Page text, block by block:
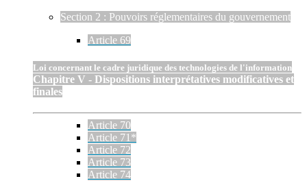
Section 2 : Pouvoirs réglementaires du gouvernement
Article 69
Loi concernant le cadre juridique des technologies de l'information
Chapitre V - Dispositions interprétatives modificatives et
finales
Article 70
Article 71*
Article 72
Article 73
Article 74